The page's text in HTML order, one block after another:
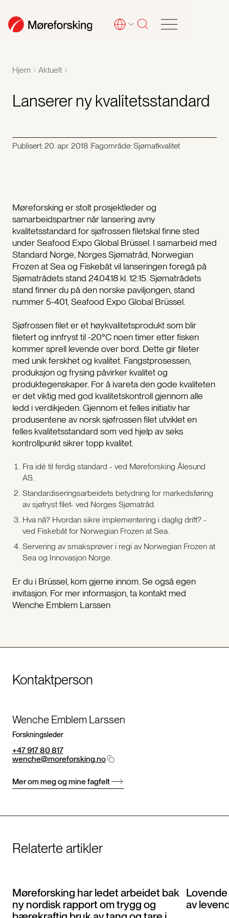
Hjem Aktuelt
Lanserer ny kvalitetsstandard
Publisert:20. apr. 2018 Fagområde: Sjømatkvalitet
Møreforsking er stolt prosjektleder og
samarbeidspartner når lansering avny
kvalitetsstandard for sjøfrossen filetskal finne sted
under Seafood Expo Global Brüssel. I samarbeid med
Standard Norge, Norges Sjømatråd, Norwegian
Frozen at Sea og Fiskebåt vil lanseringen foregå på
Sjømatrådets stand 24.04.18 kl. 12:15. Sjømatrådets
stand finner du på den norske paviljongen, stand
nummer 5-401, Seafood Expo Global Brüssel.
Sjøfrossen filet er et høykvalitetsprodukt som blir
filetert og innfryst til -20°C noen timer etter fisken
kommer sprell levende over bord. Dette gir fileter
med unik ferskhet og kvalitet. Fangstprosessen,
produksjon og frysing påvirker kvalitet og
produktegenskaper. For å ivareta den gode kvaliteten
er det viktig med god kvalitetskontroll gjennom alle
ledd i verdikjeden. Gjennom et felles initiativ har
produsentene av norsk sjøfrossen filet utviklet en
felles kvalitetsstandard som ved hjelp av seks
kontrollpunkt sikrer topp kvalitet.
Fra idé til ferdig standard - ved Møreforsking Ålesund
AS.
Standardiseringsarbeidets betydning for markedsføring
av sjøfryst filet- ved Norges Sjømatråd.
Hva nå? Hvordan sikre implementering i daglig drift? -
ved Fiskebåt for Norwegian Frozen at Sea.
Servering av smaksprøver i regi av Norwegian Frozen at
Sea og Innovasjon Norge.
Er du i Brüssel, kom gjerne innom. Se også egen
invitasjon. For mer informasjon, ta kontakt med
Wenche Emblem Larssen
Kontaktperson
Wenche Emblem Larssen
Forskningsleder
+47 917 80 817
wenche@moreforsking.no
Mer om meg og mine fagfelt
Relaterte artikler
Møreforsking har ledet arbeidet bak
ny nordisk rapport om trygg og
av